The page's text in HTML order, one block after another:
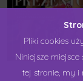
Avon
Pliki cookies
Niniejsze
tej stronie, my